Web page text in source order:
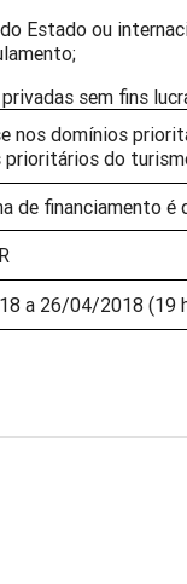
Estado ou
sem fins
nos domínios
do
de financiamento é
a 26/04/2018 (19